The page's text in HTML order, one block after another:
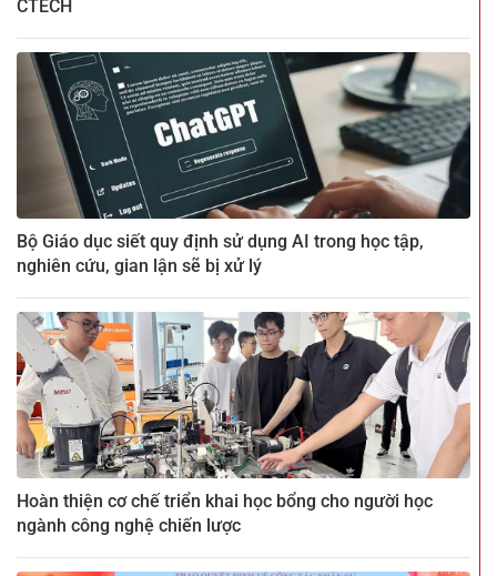
CTECH
Bộ Giáo dục siết quy định sử dụng AI trong học tập,
nghiên cứu, gian lận sẽ bị xử lý
Hoàn thiện cơ chế triển khai học bổng cho người học
ngành công nghệ chiến lược